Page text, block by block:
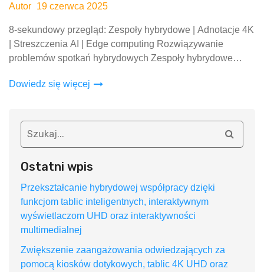
multimedialnej
Autor 19 czerwca 2025
8-sekundowy przegląd: Zespoły hybrydowe | Adnotacje 4K
| Streszczenia AI | Edge computing Rozwiązywanie
problemów spotkań hybrydowych Zespoły hybrydowe
uczestników zdalnych zgłasza trudności w śledzeniu
Dowiedz się więcej
Ostatni wpis
Przekształcanie hybrydowej współpracy dzięki
funkcjom tablic inteligentnych, interaktywnym
wyświetlaczom UHD oraz interaktywności
multimedialnej
Zwiększenie zaangażowania odwiedzających za
pomocą kiosków dotykowych, tablic 4K UHD oraz